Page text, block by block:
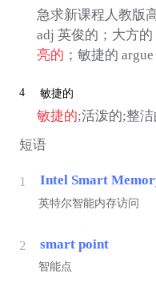
急求新课程人教版
adj 英俊的；大方的
亮的 ；敏捷的
4 敏捷的
敏捷的;活泼的;整
短语
1 Intel Smart
英特尔智能内存访问
2 smart point
智能点